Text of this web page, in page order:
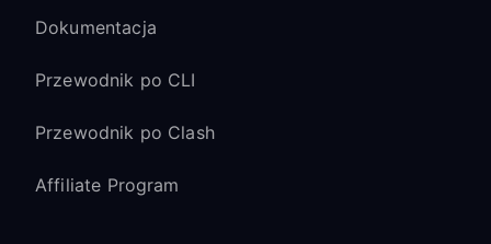
Dokumentacja
Przewodnik po CLI
Przewodnik po Clash
Affiliate Program